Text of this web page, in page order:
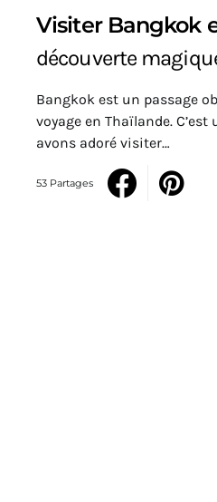
Visiter Bangkok
découverte
Bangkok est un passage
voyage en Thaïlande.
avons adoré visiter…
53 Partages